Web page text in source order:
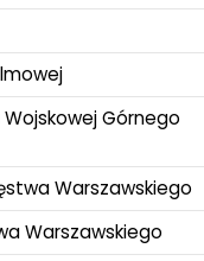
Wojskowej Górnego
Warszawskiego
Warszawskiego